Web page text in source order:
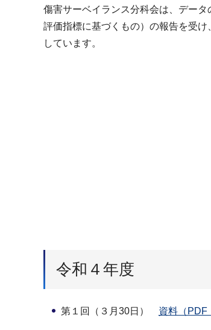
傷害サーベイランス分科会は、デー
評価指標に基づくもの）の報告を受
しています。
令和４年度
第１回（３月30日） 資料（PDF